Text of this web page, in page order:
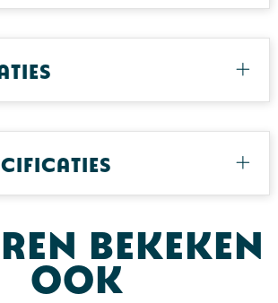
bekeken
ook